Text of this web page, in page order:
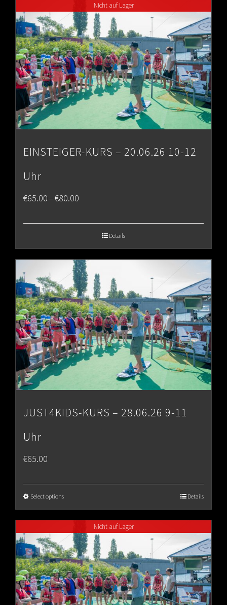
€80.00
Nicht auf Lager
EINSTEIGER-KURS – 20.06.26 10-12
Uhr
€65.00–€80.00
€80.00
Details
JUST4KIDS-KURS – 28.06.26 9-11
Uhr
€65.00
Select options Details
Nicht auf Lager